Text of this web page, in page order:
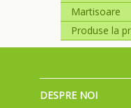
Martisoare
Produse la
DESPRE NOI